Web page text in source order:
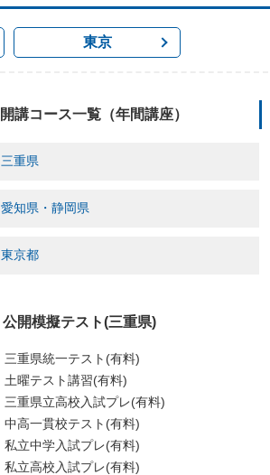
東京
開講コース一覧（年間講座）
三重県
小学本科
小学特講[難関プレミアム]
東進中学NET・東進衛星予備校
パズル道場
パーフェクト演習ゼミ
nice
オンライン家庭学習 eドリル
オンライン家庭学習 単語塾[教本・WEB]
愛知県・静岡県
オンライン家庭学習 eドリル
東京都
Ace育成
パズル道場
パーフェクト演習ゼミ
オンライン家庭学習 eドリル
オンライン家庭学習 単語塾[教本・WEB]
公開模擬テスト(三重県)
三重県統一テスト(有料)
土曜テスト講習(有料)
三重県立高校入試プレ(有料)
中高一貫校テスト(有料)
私立中学入試プレ(有料)
私立高校入試プレ(有料)